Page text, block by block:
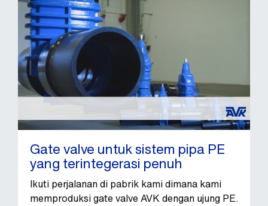
Gate valve untuk sistem pipa PE
yang terintegerasi penuh
Ikuti perjalanan di pabrik kami dimana kami
memproduksi gate valve AVK dengan ujung PE.